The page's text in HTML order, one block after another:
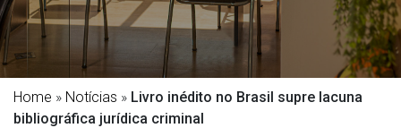
Home » Notícias » Livro inédito no Brasil supre lacuna
bibliográfica jurídica criminal